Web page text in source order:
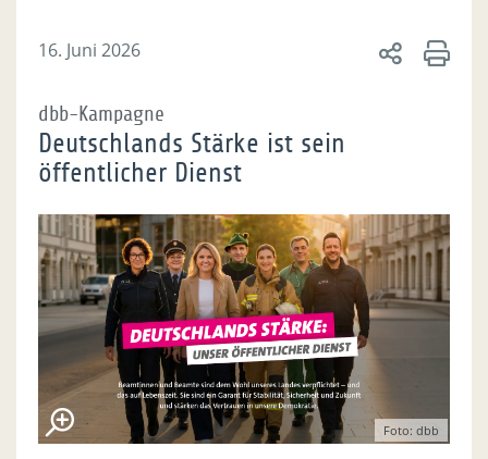
16. Juni 2026
dbb-Kampagne
Deutschlands Stärke ist sein
öffentlicher Dienst
Foto: dbb